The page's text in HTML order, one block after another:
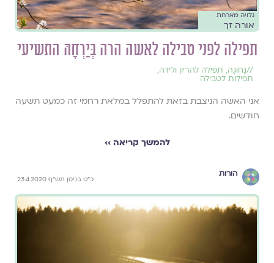
גלויה מארחת
אורה זך
תפילה לפני טבילה לאשה הרה בְּיַרְחָהּ התשיעי
//נָחוּגָה, תפילה להריון ולידה,
תפילות לטבילה
אני האשה הניצבת בזאת להתפלל במלאת רחמי זה כמעט תשעה
חודשים.
להמשך קריאה ››
הורות
כ"ט בניסן תש"ף 23.4.2020